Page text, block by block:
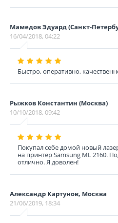
Мамедов Эдуард (Санкт-
16/04/2018, 04:22
Быстро, оперативно,
Рыжков Константин (Москва)
10/10/2018, 09:42
Покупал себе домой новый
на принтер Sаmsung ML 2160.
отлично. Я доволен!
Александр Картунов, Москва
21/06/2019, 18:34